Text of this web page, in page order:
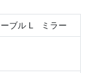
ーブル L ミラー